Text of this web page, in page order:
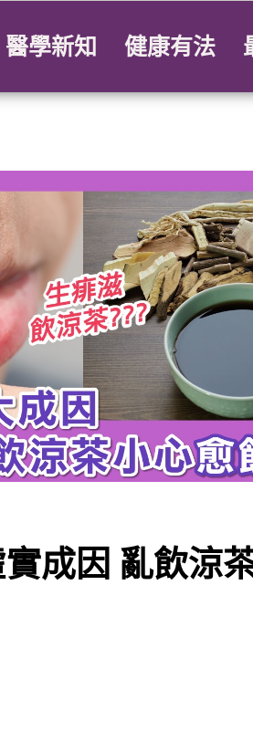
醫學新知 健康有法
成因 亂飲涼